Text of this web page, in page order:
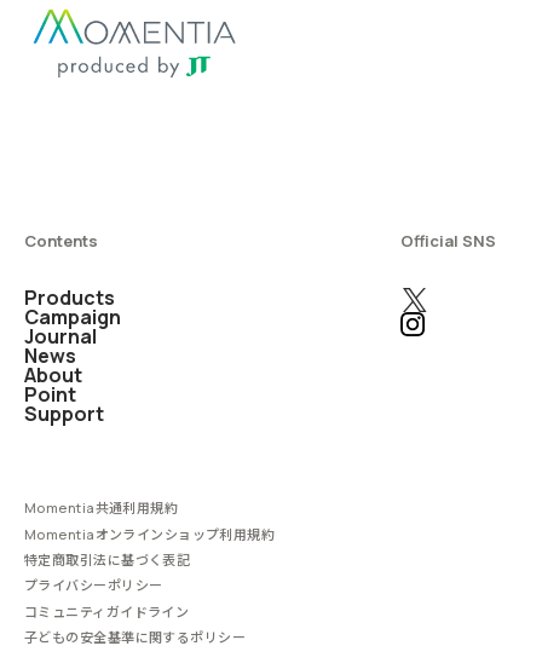
Contents
Products
Campaign
Journal
News
About
Point
Support
Official SNS
Momentia共通利用規約
Momentiaオンラインショップ利用規約
特定商取引法に基づく表記
プライバシーポリシー
コミュニティガイドライン
子どもの安全基準に関するポリシー